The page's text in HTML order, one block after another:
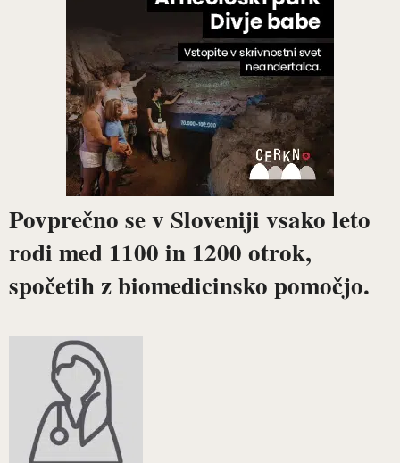
Povprečno se v Sloveniji vsako leto
rodi med 1100 in 1200 otrok,
spočetih z biomedicinsko pomočjo.